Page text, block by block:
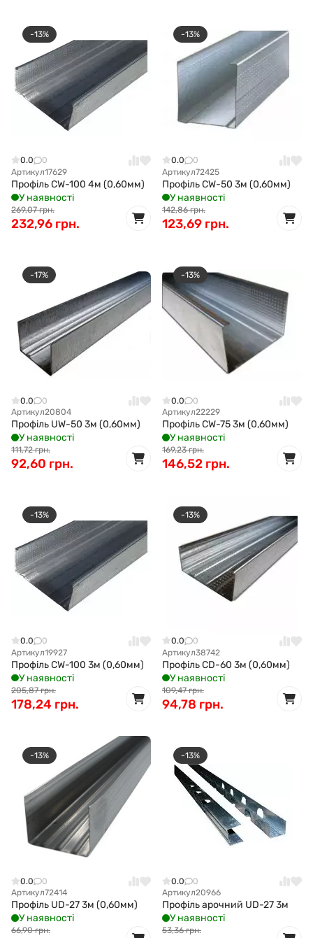
-13%
0.0
0
Артикул17629
Профіль CW-100 4м (0,60мм)
У наявності
269,07 грн.
232,96 грн.
-13%
0.0
0
Артикул72425
Профіль CW-50 3м (0,60мм)
У наявності
142,86 грн.
123,69 грн.
-17%
0.0
0
Артикул20804
Профіль UW-50 3м (0,60мм)
У наявності
111,72 грн.
92,60 грн.
-13%
0.0
0
Артикул22229
Профіль CW-75 3м (0,60мм)
У наявності
169,23 грн.
146,52 грн.
-13%
0.0
0
Артикул19927
Профіль CW-100 3м (0,60мм)
У наявності
205,87 грн.
178,24 грн.
-13%
0.0
0
Артикул38742
Профіль CD-60 3м (0,60мм)
У наявності
109,47 грн.
94,78 грн.
-13%
0.0
0
Артикул72414
Профіль UD-27 3м (0,60мм)
У наявності
66,90 грн.
-13%
0.0
0
Артикул20966
Профіль арочний UD-27 3м
У наявності
53,36 грн.